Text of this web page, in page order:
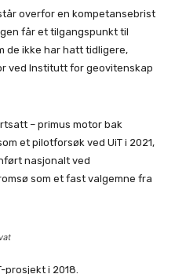
overfor en kompetansebrist
får et tilgangspunkt til
de ikke har hatt tidligere,
ved Institutt for geovitenskap
– primus motor bak
et pilotforsøk ved UiT i 2021,
nasjonalt ved
som et fast valgemne fra
prosjekt i 2018.